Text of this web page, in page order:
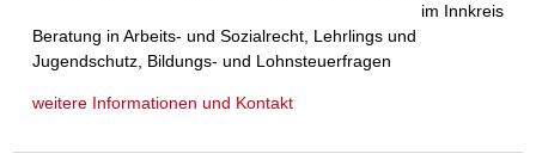
im Innkreis
Beratung in Arbeits- und Sozialrecht, Lehrlings und
Jugendschutz, Bildungs- und Lohnsteuerfragen
weitere Informationen und Kontakt